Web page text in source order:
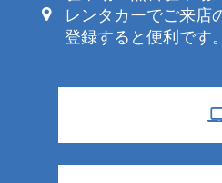
レンタカーでご来店
登録すると便利です。